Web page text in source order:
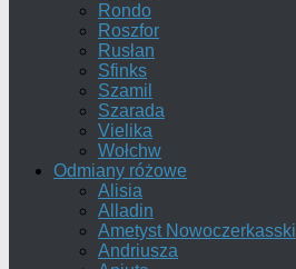
Rondo
Roszfor
Rusłan
Sfinks
Szamil
Szarada
Vielika
Wołchw
Odmiany różowe
Alisia
Alladin
Ametyst Nowoczerkasski
Andriusza